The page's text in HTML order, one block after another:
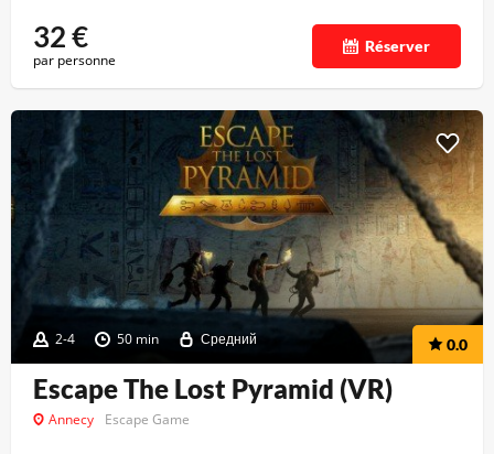
32€
par personne
Réserver
2-4 50 min Средний 0.0
Escape The Lost Pyramid (VR)
Annecy Escape Game